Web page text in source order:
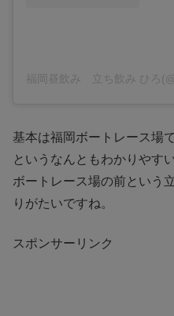
基本は福岡ボートレース場
というなんともわかりやす
ボートレース場の前という
りがたいですね。
スポンサーリンク